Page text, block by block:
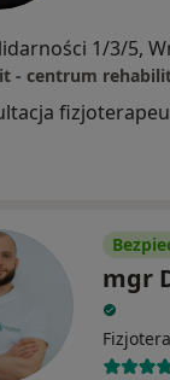
1/3/5,
mgr